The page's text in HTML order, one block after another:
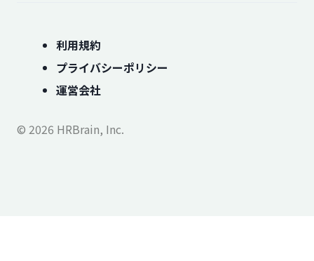
利用規約
プライバシーポリシー
運営会社
© 2026 HRBrain, Inc.